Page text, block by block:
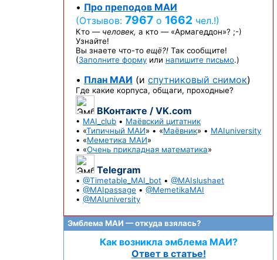
• Про преподов МАИ
(Отзывов: 7967 о 1662 чел.!)
Кто — человек, а кто — «Армагеддон»? ;-)
Узнайте!
Вы знаете что-то ещё?! Так сообщите!
(Заполните форму или напишите письмо.)
• План МАИ (и спутниковый снимок)
Где какие корпуса, общаги, проходные?
ВКонтакте / VK.com
• MAI_club • Маёвский цитатник
• «Типичный МАИ» • «Маёвник» • MAIuniversity
• «Меметика МАИ»
• «Очень прикладная математика»
Telegram
• @Timetable_MAI_bot • @MAIslushaet
• @MAIpassage • @MemetikaMAI
• @MAIuniversity
Эмблема МАИ — откуда взялась?
Как возникла эмблема МАИ?
Ответ в статье!